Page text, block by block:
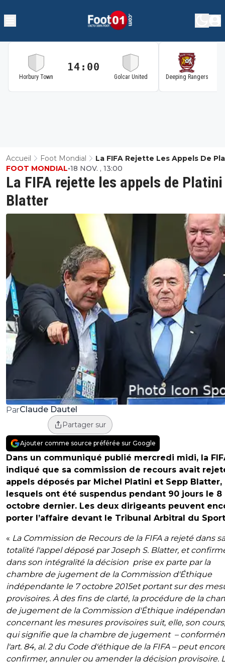
Horbury Town
14:00
Golcar United Deeping Rangers
Accueil Foot Mondial
La FIFA Rejette Les Appels De
Blatter
La FIFA rejette les appels de
Blatter
FOOT MONDIAL•18 NOV. , 13:00
ParClaude Dautel
Partager sur
Ajouter comme source préférée sur Google
Dans un communiqué publié mercredi midi, la
indiqué que sa commission de recours avait
appels déposés par Michel Platini et Sepp Blatter,
lesquels ont été suspendus pendant 90 jours le 8
octobre dernier. Les deux dirigeants peuvent
porter l’affaire devant le Tribunal Arbitral du
« La Commission de Recours de la FIFA a rejeté dans sa
totalité l'appel déposé par Joseph S. Blatter, et
dans son intégralité la décision prise ex parte par la
chambre de jugement de la Commission d'Éthique
indépendante le 7 octobre 2015et portant sur des
provisoires. À des fins de clarté, la procédure de la
de jugement de la Commission d'Éthique
concernant les mesures provisoires suit, elle, son
qui signifie que la chambre de jugement –
l'art. 84, al. 2 du Code d'éthique de la FIFA – peut
confirmer, annuler ou amender la décision provisoire.